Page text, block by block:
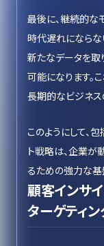
最後に、継続的な
時代遅れにならな
新たなデータを取
可能になります。
長期的なビジネス
このようにして、
ト戦略は、企業が
るための強力な基
顧客インサ
ターゲティ